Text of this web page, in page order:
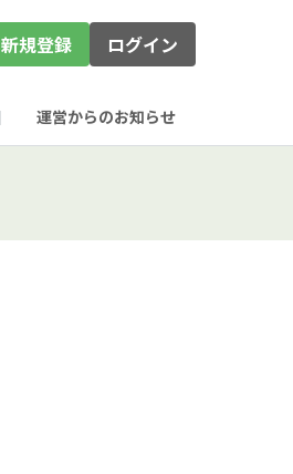
新規登録 ログイン
運営からのお知らせ